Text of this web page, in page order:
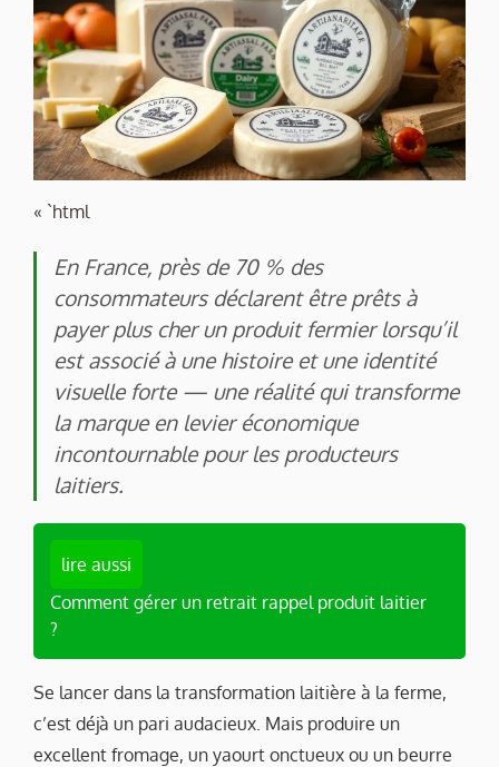
« `html
En France, près de 70 % des
consommateurs déclarent être prêts à
payer plus cher un produit fermier lorsqu’il
est associé à une histoire et une identité
visuelle forte — une réalité qui transforme
la marque en levier économique
incontournable pour les producteurs
laitiers.
lire aussi
Comment gérer un retrait rappel produit laitier
?
Se lancer dans la transformation laitière à la ferme,
c’est déjà un pari audacieux. Mais produire un
excellent fromage, un yaourt onctueux ou un beurre